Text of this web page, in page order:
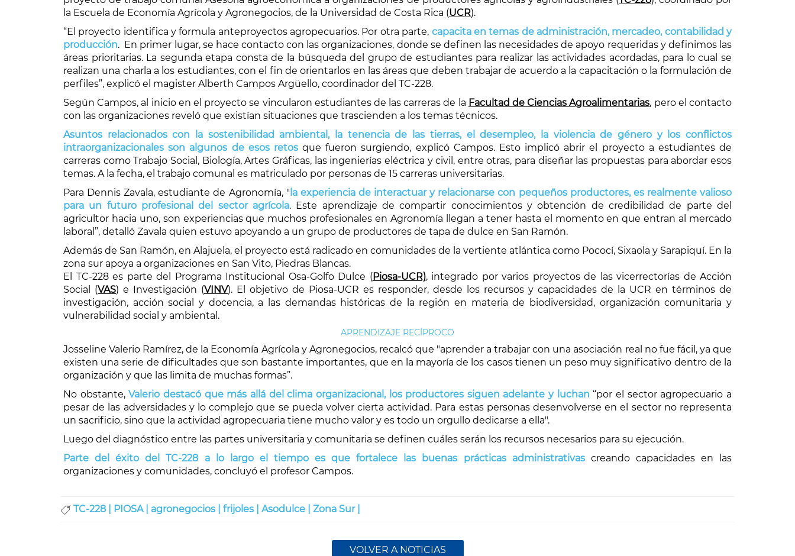
la Escuela de Economía Agrícola y Agronegocios, de la Universidad de Costa Rica (UCR).
“El proyecto identifica y formula anteproyectos agropecuarios. Por otra parte, capacita en temas de administración, mercadeo, contabilidad y
producción. En primer lugar, se hace contacto con las organizaciones, donde se definen las necesidades de apoyo requeridas y definimos las
áreas prioritarias. La segunda etapa consta de la búsqueda del grupo de estudiantes para realizar las actividades acordadas, para lo cual se
realizan una charla a los estudiantes, con el fin de orientarlos en las áreas que deben trabajar de acuerdo a la capacitación o la formulación de
perfiles”, explicó el magister Alberth Campos Argüello, coordinador del TC-228.
Según Campos, al inicio en el proyecto se vincularon estudiantes de las carreras de la Facultad de Ciencias Agroalimentarias, pero el contacto
con las organizaciones reveló que existían situaciones que trascienden a los temas técnicos.
Asuntos relacionados con la sostenibilidad ambiental, la tenencia de las tierras, el desempleo, la violencia de género y los conflictos
intraorganizacionales son algunos de esos retosque fueron surgiendo, explicó Campos. Esto implicó abrir el proyecto a estudiantes de
carreras como Trabajo Social, Biología, Artes Gráficas, las ingenierías eléctrica y civil, entre otras, para diseñar las propuestas para abordar esos
temas. A la fecha, el trabajo comunal es matriculado por personas de 15 carreras universitarias.
Para Dennis Zavala, estudiante de Agronomía, " la experiencia de interactuar y relacionarse con pequeños productores, es realmente valioso
para un futuro profesional del sector agrícola. Este aprendizaje de compartir conocimientos y obtención de credibilidad de parte del
agricultor hacia uno, son experiencias que muchos profesionales en Agronomía llegan a tener hasta el momento en que entran al mercado
laboral”, detalló Zavala quien estuvo apoyando a un grupo de productores de tapa de dulce en San Ramón.
Además de San Ramón, en Alajuela, el proyecto está radicado en comunidades de la vertiente atlántica como Pococí, Sixaola y Sarapiquí. En la
zona sur apoya a organizaciones en San Vito, Piedras Blancas.
El TC-228 es parte del Programa Institucional Osa-Golfo Dulce (Piosa-UCR), integrado por varios proyectos de las vicerrectorías de Acción
Social (VAS) e Investigación (VINV). El objetivo de Piosa-UCR es responder, desde los recursos y capacidades de la UCR en términos de
investigación, acción social y docencia, a las demandas históricas de la región en materia de biodiversidad, organización comunitaria y
vulnerabilidad social y ambiental.
APRENDIZAJE RECÍPROCO
Josseline Valerio Ramírez, de la Economía Agrícola y Agronegocios, recalcó que "aprender a trabajar con una asociación real no fue fácil, ya que
existen una serie de dificultades que son bastante importantes, que en la mayoría de los casos tienen un peso muy significativo dentro de la
organización y que las limita de muchas formas”.
No obstante,Valerio destacó que más allá del clima organizacional, los productores siguen adelante y luchan “por el sector agropecuario a
pesar de las adversidades y lo complejo que se pueda volver cierta actividad. Para estas personas desenvolverse en el sector no representa
un sacrificio, sino que la actividad agropecuaria tiene mucho valor y es todo un orgullo dedicarse a ella".
Luego del diagnóstico entre las partes universitaria y comunitaria se definen cuáles serán los recursos necesarios para su ejecución.
Parte del éxito del TC-228 a lo largo el tiempo es que fortalece las buenas prácticas administrativas creando capacidades en las
organizaciones y comunidades, concluyó el profesor Campos.
TC-228 | PIOSA | agronegocios | frijoles | Asodulce | Zona Sur |
VOLVER A NOTICIAS